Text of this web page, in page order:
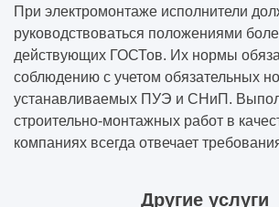
При электромонтаже исполнители
руководствоваться положениями
действующих ГОСТов. Их нормы
соблюдению с учетом обязательных
устанавливаемых ПУЭ и СНиП.
строительно-монтажных работ в
компаниях всегда отвечает
Другие услуги